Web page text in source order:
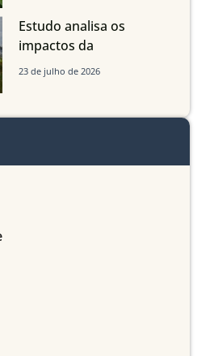
Estudo analisa os
impactos da
infraestrutura logística
do Sul
23 de julho de 2026